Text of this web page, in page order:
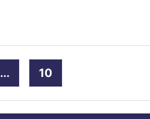
... 10